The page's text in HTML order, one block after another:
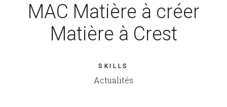
MAC Matière à créer
Matière à Crest
SKILLS
Actualités